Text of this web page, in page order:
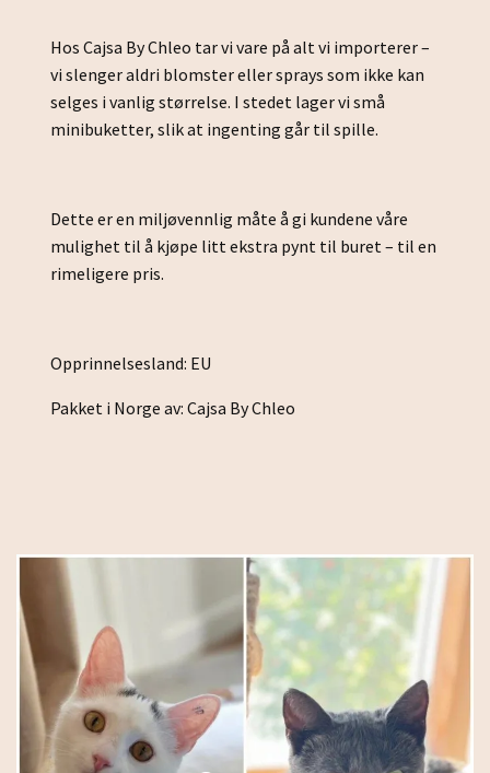
Hos Cajsa By Chleo tar vi vare på alt vi importerer –
vi slenger aldri blomster eller sprays som ikke kan
selges i vanlig størrelse. I stedet lager vi små
minibuketter, slik at ingenting går til spille.
Dette er en miljøvennlig måte å gi kundene våre
mulighet til å kjøpe litt ekstra pynt til buret – til en
rimeligere pris.
Opprinnelsesland: EU
Pakket i Norge av: Cajsa By Chleo